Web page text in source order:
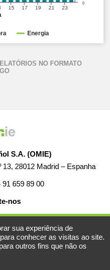
15 17 19 21 23
0
Energia
NO FORMATO
S.A. (OMIE)
13, 28012 Madrid – Espanha
91 659 89 00
nos
direitos reservados
WEB AVISO LEGAL
sua experiência de
conhecer as visitas ao site.
outros fins que não os